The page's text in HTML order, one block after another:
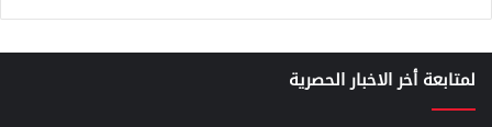
لمتابعة أخر الاخبار الحصرية